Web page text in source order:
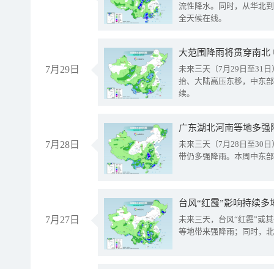
流性降水。同时，从华北
全天候在线。
7月29日
大范围降雨将贯穿南
未来三天（7月29日至31
抬、大陆高压东移，中东
续。
7月28日
广东湖北河南等地多
未来三天（7月28日至30
带仍多强降雨。本周中东
7月27日
台风“红霞”影响持续
未来三天，台风“红霞”或
等地带来强降雨；同时，